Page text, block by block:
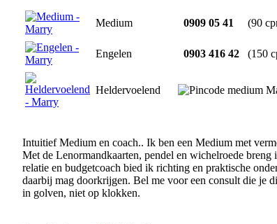
Medium 0909 05 41 (90
Engelen 0903 416 42 (150
Heldervoelend
Intuitief Medium en coach.. Ik ben een Medium met
Met de Lenormandkaarten, pendel en wichelroede
relatie en budgetcoach bied ik richting en praktische
daarbij mag doorkrijgen. Bel me voor een consult die je
in golven, niet op klokken.